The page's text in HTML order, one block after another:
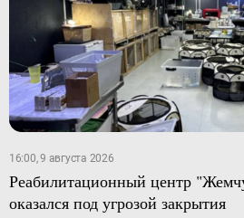
16:00, 9 августа 2026
Реабилитационный центр
оказался под угрозой закрытия